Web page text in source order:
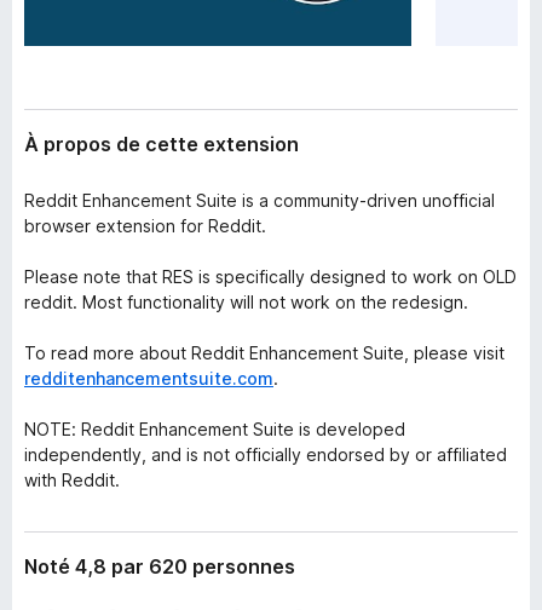
À propos de cette extension
Reddit Enhancement Suite is a community-driven unofficial
browser extension for Reddit.
Please note that RES is specifically designed to work on OLD
reddit. Most functionality will not work on the redesign.
To read more about Reddit Enhancement Suite, please visit
redditenhancementsuite.com.
NOTE: Reddit Enhancement Suite is developed
independently, and is not officially endorsed by or affiliated
with Reddit.
Noté 4,8 par 620 personnes